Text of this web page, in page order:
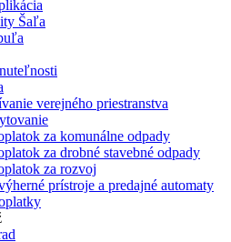
Šaľa
verejného priestranstva
za komunálne odpady
za drobné stavebné odpady
za rozvoj
prístroje a predajné automaty